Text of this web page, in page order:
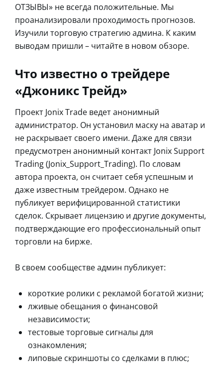
ОТЗЫВЫ» не всегда положительные. Мы
проанализировали проходимость прогнозов.
Изучили торговую стратегию админа. К каким
выводам пришли – читайте в новом обзоре.
Что известно о трейдере
«Джоникс Трейд»
Проект Jonix Trade ведет анонимный
администратор. Он установил маску на аватар и
не раскрывает своего имени. Даже для связи
предусмотрен анонимный контакт Jonix Support
Trading (Jonix_Support_Trading). По словам
автора проекта, он считает себя успешным и
даже известным трейдером. Однако не
публикует верифицированной статистики
сделок. Скрывает лицензию и другие документы,
подтверждающие его профессиональный опыт
торговли на бирже.
В своем сообществе админ публикует:
короткие ролики с рекламой богатой жизни;
лживые обещания о финансовой
независимости;
тестовые торговые сигналы для
ознакомления;
липовые скриншоты со сделками в плюс;